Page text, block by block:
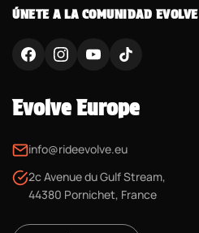
ÚNETE A LA COMUNIDAD EVOLVE
Evolve Europe
info@rideevolve.eu
2c Avenue du Gulf Stream,
44380 Pornichet, France